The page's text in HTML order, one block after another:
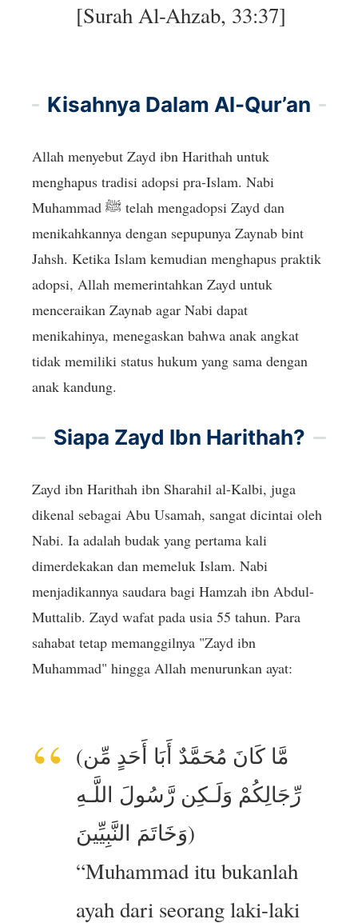
[Surah Al-Ahzab, 33:37]
Kisahnya Dalam Al-Qur’an
Allah menyebut Zayd ibn Harithah untuk
menghapus tradisi adopsi pra-Islam. Nabi
Muhammad ﷺ telah mengadopsi Zayd dan
menikahkannya dengan sepupunya Zaynab bint
Jahsh. Ketika Islam kemudian menghapus praktik
adopsi, Allah memerintahkan Zayd untuk
menceraikan Zaynab agar Nabi dapat
menikahinya, menegaskan bahwa anak angkat
tidak memiliki status hukum yang sama dengan
anak kandung.
Siapa Zayd Ibn Harithah?
Zayd ibn Harithah ibn Sharahil al-Kalbi, juga
dikenal sebagai Abu Usamah, sangat dicintai oleh
Nabi. Ia adalah budak yang pertama kali
dimerdekakan dan memeluk Islam. Nabi
menjadikannya saudara bagi Hamzah ibn Abdul-
Muttalib. Zayd wafat pada usia 55 tahun. Para
sahabat tetap memanggilnya "Zayd ibn
Muhammad" hingga Allah menurunkan ayat:
(مَّا كَانَ مُحَمَّدٌ أَبَا أَحَدٍ مِّن
رِّجَالِكُمْ وَلَـكِن رَّسُولَ اللَّـهِ
وَخَاتَمَ النَّبِيِّينَ)
“Muhammad itu bukanlah
ayah dari seorang laki-laki